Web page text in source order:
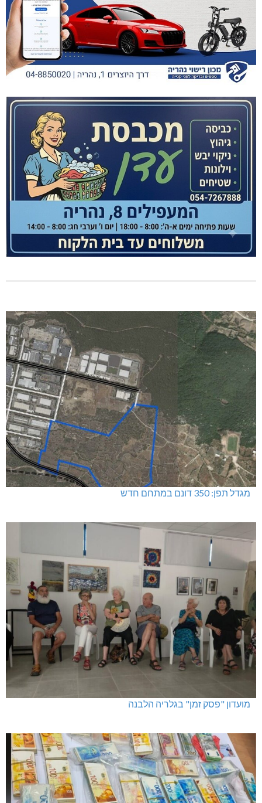
דו"צ בחוסר מקצועיות וזלזול
מגדל תפן: 350 דונם במתחם חדש